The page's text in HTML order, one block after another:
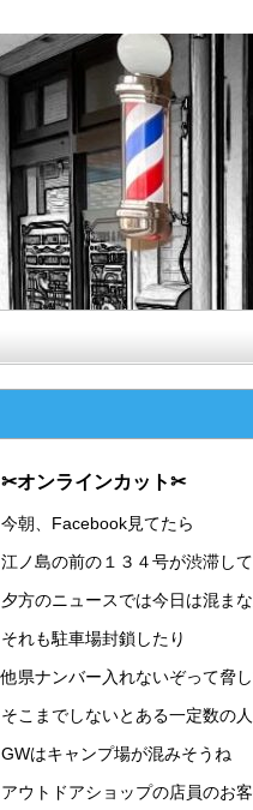
✂オンラインカット✂
今朝、Facebook見てたら
江ノ島の前の１３４号が渋滞し
夕方のニュースでは今日は混ま
それも駐車場封鎖したり
他県ナンバー入れないぞって脅
そこまでしないとある一定数の
GWはキャンプ場が混みそうね
アウトドアショップの店員のお